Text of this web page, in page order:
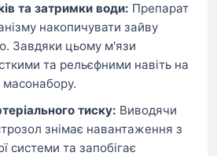
та затримки води: Препарат
накопичувати зайву
Завдяки цьому м'язи
та рельєфними навіть на
масонабору.
тиску: Виводячи
знімає навантаження з
системи та запобігає